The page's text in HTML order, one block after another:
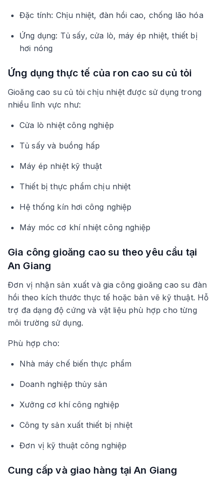
Đặc tính: Chịu nhiệt, đàn hồi cao, chống lão hóa
Ứng dụng: Tủ sấy, cửa lò, máy ép nhiệt, thiết bị
hơi nóng
Ứng dụng thực tế của ron cao su củ tỏi
Gioăng cao su củ tỏi chịu nhiệt được sử dụng trong
nhiều lĩnh vực như:
Cửa lò nhiệt công nghiệp
Tủ sấy và buồng hấp
Máy ép nhiệt kỹ thuật
Thiết bị thực phẩm chịu nhiệt
Hệ thống kín hơi công nghiệp
Máy móc cơ khí nhiệt công nghiệp
Gia công gioăng cao su theo yêu cầu tại
An Giang
Đơn vị nhận sản xuất và gia công gioăng cao su đàn
hồi theo kích thước thực tế hoặc bản vẽ kỹ thuật. Hỗ
trợ đa dạng độ cứng và vật liệu phù hợp cho từng
môi trường sử dụng.
Phù hợp cho:
Nhà máy chế biến thực phẩm
Doanh nghiệp thủy sản
Xưởng cơ khí công nghiệp
Công ty sản xuất thiết bị nhiệt
Đơn vị kỹ thuật công nghiệp
Cung cấp và giao hàng tại An Giang